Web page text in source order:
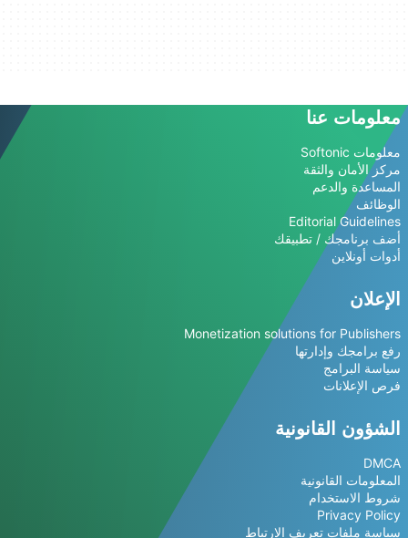
معلومات عنا
معلومات Softonic
مركز الأمان والثقة
المساعدة والدعم
الوظائف
Editorial Guidelines
أضف برنامجك / تطبيقك
أدوات أونلاين
الإعلان
Monetization solutions for Publishers
رفع برامجك وإدارتها
سياسة البرامج
فرص الإعلانات
الشؤون القانونية
DMCA
المعلومات القانونية
شروط الاستخدام
Privacy Policy
سياسة ملفات تعريف الارتباط